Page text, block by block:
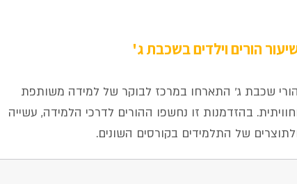
הורים וילדים בשכבת ג'
הורי שכבת ג' התארחו במרכז לבוקר של למידה משותפת
בהזדמנות זו נחשפו ההורים לדרכי הלמידה, עשייה
של התלמידים בקורסים השונים.